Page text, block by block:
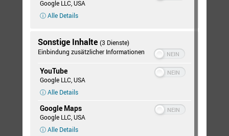
Google LLC, USA
ⓘ Alle Details
Sonstige Inhalte (3 Dienste)
Einbindung zusätzlicher Informationen
YouTube
Google LLC, USA
ⓘ Alle Details
Google Maps
Google LLC, USA
ⓘ Alle Details